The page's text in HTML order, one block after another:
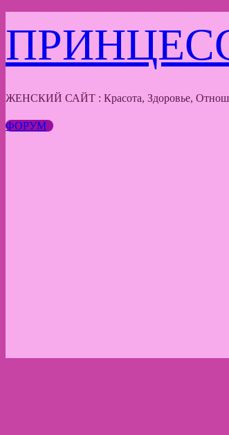
к
содержимому
ЖЕНСКИЙ САЙТ : Красота, Здоровье,
ФОРУМ